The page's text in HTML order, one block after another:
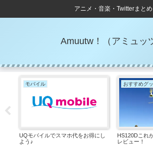
アニメ・音楽・Twitterまとめ
Amuutw！（アミュッ
モバイル
UQモバイルでスマホ代をお得にし
よう♪
おすすめグ
HS120Dこれ
レビュー！